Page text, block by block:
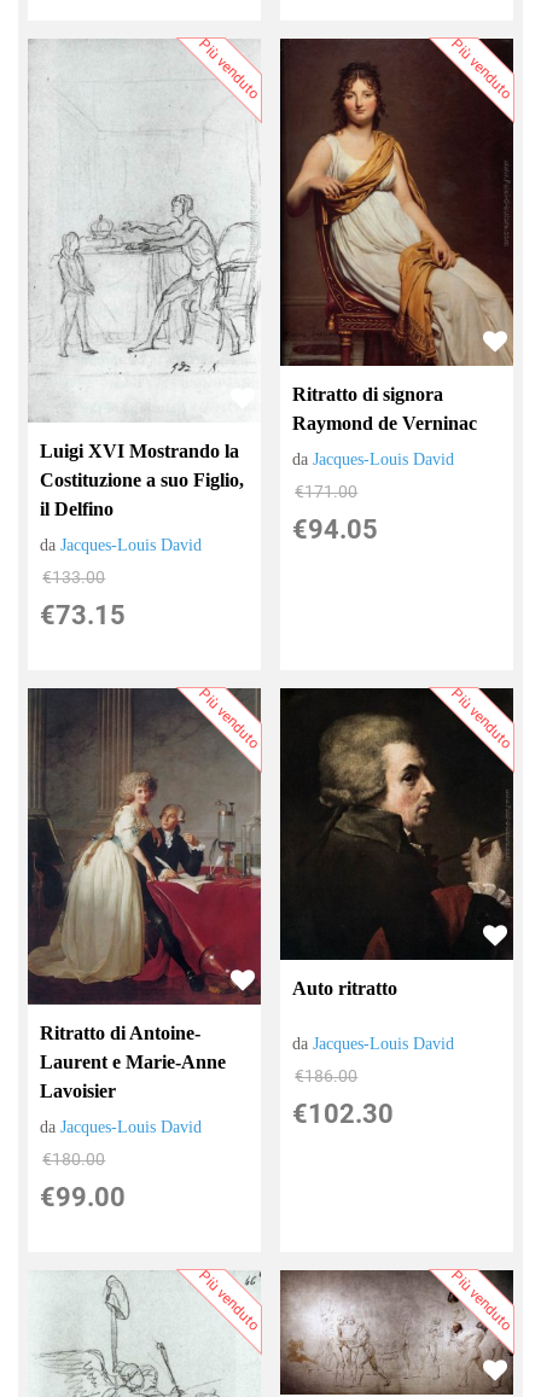
Più venduto
Luigi XVI Mostrando la
Costituzione a suo Figlio,
il Delfino
daJacques-Louis David
€133.00
€73.15
Più venduto
Ritratto di signora
Raymond de Verninac
daJacques-Louis David
€171.00
€94.05
Più venduto
Ritratto di Antoine-
Laurent e Marie-Anne
Lavoisier
daJacques-Louis David
€180.00
€99.00
Più venduto
Auto ritratto
daJacques-Louis David
€186.00
€102.30
Più venduto Più venduto